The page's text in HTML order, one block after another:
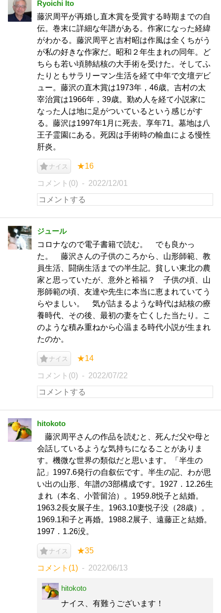
Ryoichi Ito
藤沢周平が再婚し直木賞を受賞する時期までの自
伝。巻末に詳細な年譜がある。作家になった経緯
がわかる。藤沢周平と吉村昭は作風は全くちがう
が私の好きな作家だ。昭和２年生まれの同年。ど
ちらも若い頃肺結核の大手術を受けた。そしてふ
たりともサラリーマン生活を経て中年で文壇デビ
ュー。藤沢の直木賞は1973年，46歳。吉村の太
宰治賞は1966年，39歳。勤め人を経て小説家に
なった人は地に足がついているという感じがす
る。藤沢は1997年1月に死去。享年71。墓地は八
王子霊園にある。死因は手術時の輸血による慢性
肝炎。
ナイス ★16
コメント(0) 2022/12/01
ジュール
コロナなので電子書籍で読む。 でも良かっ
た。 藤沢さんの子供のころから、山形師範、教
員生活、闘病生活までの半生記。貧しい東北の農
家と思っていたが、意外と裕福？ 子供の頃、山
形師範の頃、友達や先生に本当に恵まれていてう
らやましい。 気が詰まるような時代は結核の療
養時代、その後、最初の妻を亡くした当たり。こ
のような積み重ねから心温まる時代小説が生まれ
たのか。
ナイス ★14
コメント(0) 2022/07/22
hitokoto
藤沢周平さんの作品を読むと、死んだ父や母と
会話しているような気持ちになることがありま
す。機微な世界の類似だと思います。「半生の
記」1997.6発行の自叙伝です。半生の記、わが思
い出の山形、年譜の3部構成です。1927．12.26生
まれ（本名、小菅留治）。1959.8悦子と結婚。
1963.2長女展子生。1963.10妻悦子没（28歳）。
1969.1和子と再婚。1988.2展子、遠藤正と結婚。
1997．1.26没。
ナイス ★35
コメント(1) 2022/06/13
hitokoto
ナイス、有難うございます！